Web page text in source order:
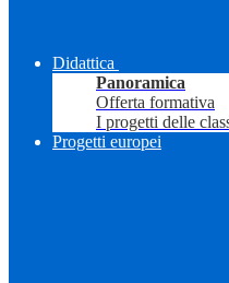
Didattica
Panoramica
Offerta formativa
I progetti delle
Progetti europei